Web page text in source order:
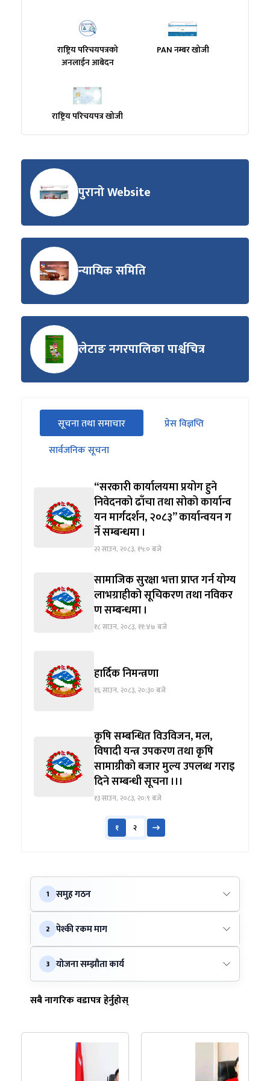
राष्ट्रिय परिचयपत्रको
अनलाईन आबेदन
PAN नम्बर खोजी
राष्ट्रिय परिचयपत्र खोजी
पुरानो Website
न्यायिक समिति
लेटाङ नगरपालिका पार्श्वचित्र
सीधा
पहिलो
ट्याबको
सूचना तथा समाचार
(सक्रिय ट्याब)
प्रेस विज्ञप्ति
सार्वजनिक सूचना
“सरकारी कार्यालयमा प्रयोग हुने
निवेदनको ढाँचा तथा सोको कार्यान्व
यन मार्गदर्शन, २०८३” कार्यान्वयन ग
र्ने सम्बन्धमा ।
२२ साउन, २०८३, १५:० बजे
सामाजिक सुरक्षा भत्ता प्राप्त गर्न योग्य
लाभग्राहीको सूचिकरण तथा नविकर
ण सम्बन्धमा ।
१८ साउन, २०८३, ११:४७ बजे
हार्दिक निमन्त्रणा
१६ साउन, २०८३, २०:३० बजे
कृषि सम्बन्धित विउविजन, मल,
विषादी यन्त्र उपकरण तथा कृषि
सामाग्रीको बजार मुल्य उपलब्ध गराइ
दिने सम्बन्धी सूचना ।।।
१३ साउन, २०८३, २०:९ बजे
१ २
1 समुह गठन
2 पेश्की रकम माग
3 योजना सम्झौता कार्य
सबै नागरिक वडापत्र हेर्नुहोस्